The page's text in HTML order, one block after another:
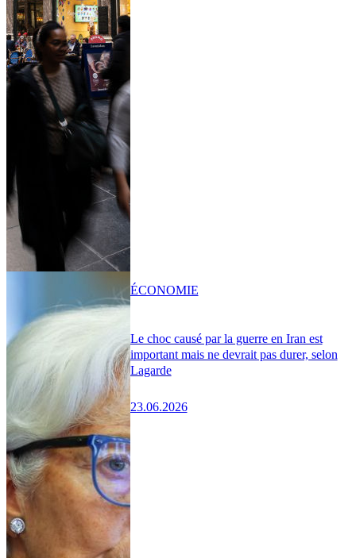
Le choc causé par la guerre en Iran est
important mais ne devrait pas durer, selon
Lagarde
23.06.2026
ÉCONOMIE